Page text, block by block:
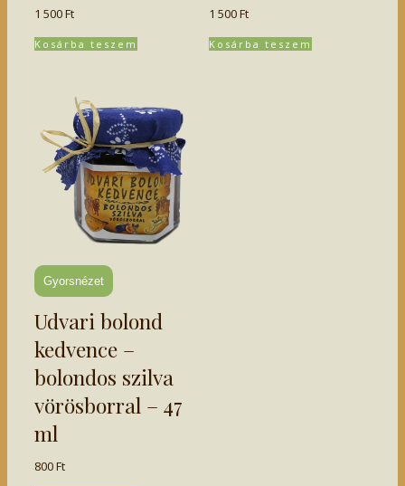
1 500Ft
Kosárba teszem
1 500Ft
Kosárba teszem
Gyorsnézet
Udvari bolond
kedvence –
bolondos szilva
vörösborral – 47
ml
800Ft